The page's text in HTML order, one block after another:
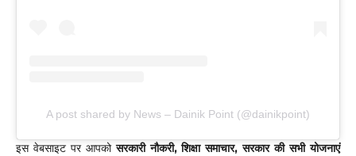
A post shared by News – Dainik Point (@dainikpoint)
इस वेबसाइट पर आपकोसरकारी नौकरी, शिक्षा समाचार, सरकार की सभी योजनाएं